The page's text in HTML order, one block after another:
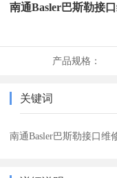
南通Basler巴斯勒接
产品规格：
关键词
南通Basler巴斯勒接口维